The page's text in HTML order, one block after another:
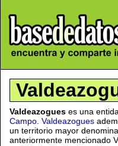
Valdeazogues es una
Campo Valdeazogues
un territorio mayor
anteriormente mencionado